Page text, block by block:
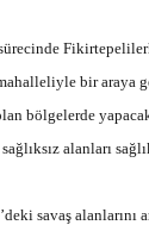
bir araya
bölgelerde
alanları
savaş alanlarını